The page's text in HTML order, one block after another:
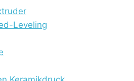
Leveling